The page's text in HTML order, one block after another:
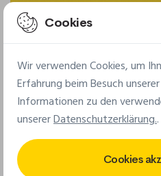
Cookies
Wir verwenden Cookies, um
Erfahrung beim Besuch
Informationen zu den
unsererDatenschutzerklärung..
Cookies